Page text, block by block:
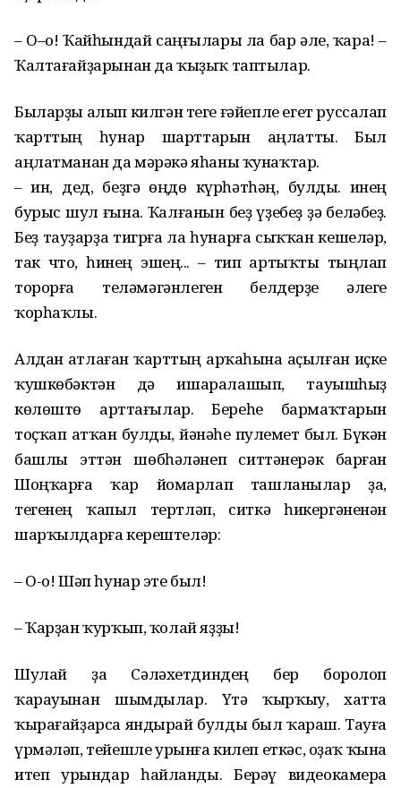
– О–о! Ҡайһындай саңғылары ла бар әле, ҡара! –
Ҡалтағайҙарынан да ҡыҙыҡ таптылар.
Быларҙы алып килгән теге ғәйепле егет руссалап
ҡарттың һунар шарттарын аңлатты. Был
аңлатманан да мәрәкә яһаны ҡунаҡтар.
– Һин, дед, беҙгә өңдө күрһәтһәң, булды. Һинең
бурыс шул ғына. Ҡалғанын беҙ үҙебеҙ ҙә беләбеҙ.
Беҙ тауҙарҙа тигрға ла һунарға сыҡҡан кешеләр,
так что, һинең эшең... – тип артыҡты тыңлап
торорға теләмәгәнлеген белдерҙе әлеге
ҡорһаҡлы.
Алдан атлаған ҡарттың арҡаһына аҫылған иҫке
ҡушкөбәктән дә ишаралашып, тауышһыҙ
көлөштө арттағылар. Береһе бармаҡтарын
тоҫҡап атҡан булды, йәнәһе пулемет был. Бүкән
башлы эттән шөбһәләнеп ситтәнерәк барған
Шоңҡарға ҡар йомарлап ташланылар ҙа,
тегенең ҡапыл тертләп, ситкә һикергәненән
шарҡылдарға керештеләр:
– О-о! Шәп һунар эте был!
– Ҡарҙан ҡурҡып, ҡолай яҙҙы!
Шулай ҙа Сәләхетдиндең бер боролоп
ҡарауынан шымдылар. Үтә ҡырҡыу, хатта
ҡырағайҙарса яндырай булды был ҡараш. Тауға
үрмәләп, тейешле урынға килеп еткәс, оҙаҡ ҡына
итеп урындар һайланды. Берәү видеокамера